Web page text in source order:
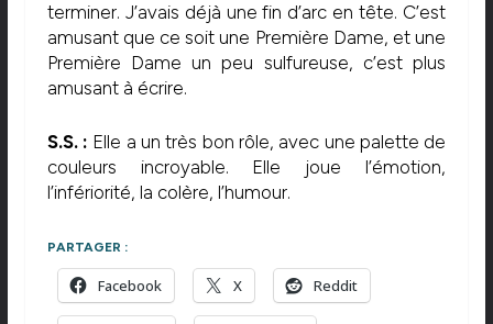
terminer. J’avais déjà une fin d’arc en tête. C’est
amusant que ce soit une Première Dame, et une
Première Dame un peu sulfureuse, c’est plus
amusant à écrire.
S.S. : Elle a un très bon rôle, avec une palette de
couleurs incroyable. Elle joue l’émotion,
l’infériorité, la colère, l’humour.
PARTAGER :
Facebook X Reddit